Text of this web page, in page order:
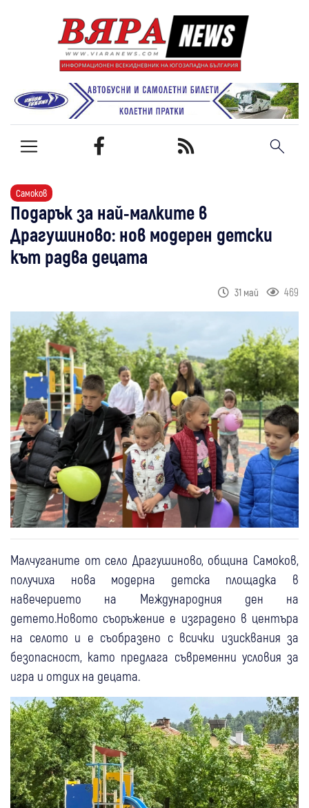
Самоков
Подарък за най-малките в
Драгушиново: нов модерен детски
кът радва децата
31 май 469
Малчуганите от село Драгушиново, община Самоков,
получиха нова модерна детска площадка в
навечерието на Международния ден на
детето.Новото съоръжение е изградено в центъра
на селото и е съобразено с всички изисквания за
безопасност, като предлага съвременни условия за
игра и отдих на децата.